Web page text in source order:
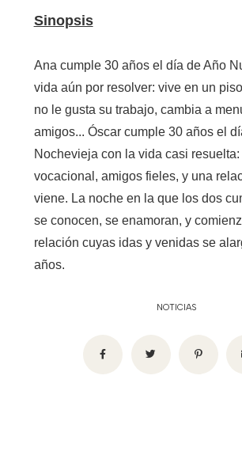
Sinopsis
Ana cumple 30 años el día de Año
vida aún por resolver: vive en un
no le gusta su trabajo, cambia a
amigos... Óscar cumple 30 años el
Nochevieja con la vida casi
vocacional, amigos fieles, y una
viene. La noche en la que los dos
se conocen, se enamoran, y
relación cuyas idas y venidas se
años.
NOTICIAS